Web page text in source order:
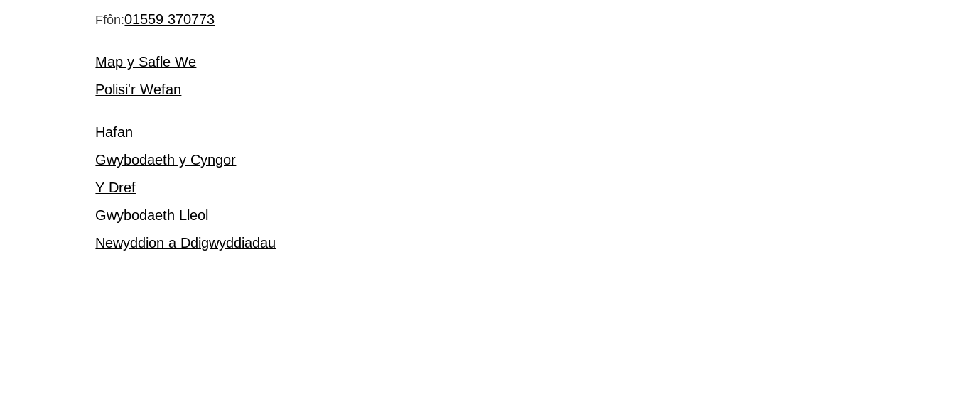
Ffôn:01559 370773
Map y Safle We
Polisi'r Wefan
Hafan
Gwybodaeth y Cyngor
Y Dref
Gwybodaeth Lleol
Newyddion a Ddigwyddiadau